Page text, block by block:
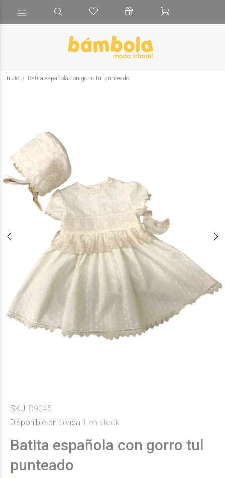
Inicio Batita española con gorro tul punteado
SKU: B9045
Disponible en tienda 1 en stock
Batita española con gorro tul
punteado